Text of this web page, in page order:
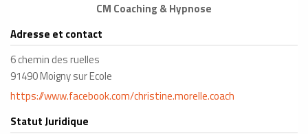
CM Coaching & Hypnose
Adresse et contact
6 chemin des ruelles
91490 Moigny sur Ecole
https://www.facebook.com/christine.morelle.coach
Statut Juridique